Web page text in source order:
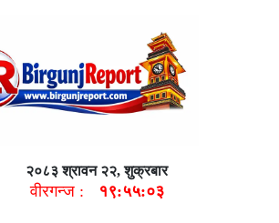
२०८३ श्रावन २२, शुक्रबार
वीरगन्ज : १९:५५:०४